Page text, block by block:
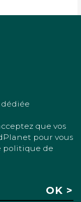
que vos
pour vous
politique de